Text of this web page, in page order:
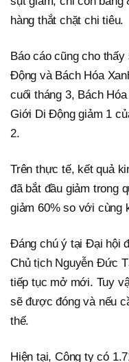
hàng thắt chặt chi tiêu.
Báo cáo cũng cho
Động và Bách Hóa
cuối tháng 3, Bách
Giới Di Động giảm 1
2.
Trên thực tế, kết quả
đã bắt đầu giảm trong
giảm 60% so với cùng
Đáng chú ý tại Đại hội
Chủ tịch Nguyễn Đức
tiếp tục mở mới. Tuy
sẽ được đóng và nếu
thế.
Hiện tại, Công ty có